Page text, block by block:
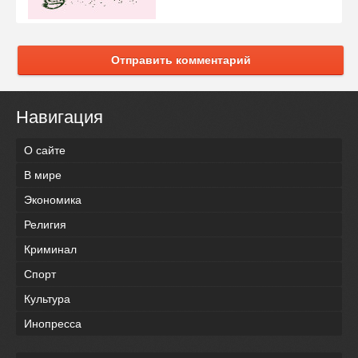
Отправить комментарий
Навигация
О сайте
В мире
Экономика
Религия
Криминал
Спорт
Культура
Инопресса